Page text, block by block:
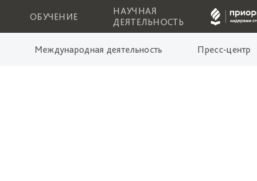
ОБУЧЕНИЕ
НАУЧНАЯ
ДЕЯТЕЛЬНОСТЬ
Международная деятельность Пресс-центр